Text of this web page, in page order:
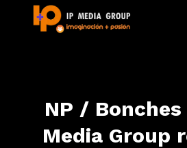
NP /
Media Group